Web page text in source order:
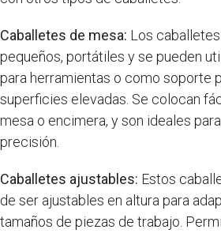
Caballetes de mesa: Los
pequeños, portátiles y se pueden
para herramientas o como soporte
superficies elevadas. Se colocan
mesa o encimera, y son ideales
precisión.
Caballetes ajustables: Estos
de ser ajustables en altura para
tamaños de piezas de trabajo.